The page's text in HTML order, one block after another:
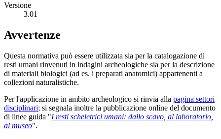
Versione
3.01
Avvertenze
Questa normativa può essere utilizzata sia per la catalogazione di
resti umani rinvenuti in indagini archeologiche sia per la descrizione
di materiali biologici (ad es. i preparati anatomici) appartenenti a
collezioni naturalistiche.
Per l'applicazione in ambito archeologico si rinvia alla pagina settori
disciplinari; si segnala inoltre la pubblicazione online del documento
di linee guida "I resti scheletrici umani: dallo scavo, al laboratorio,
al museo".